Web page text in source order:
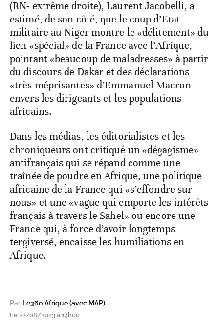
(RN- extrême droite), Laurent Jacobelli, a
estimé, de son côté, que le coup d’Etat
militaire au Niger montre le «délitement» du
lien «spécial» de la France avec l’Afrique,
pointant «beaucoup de maladresses» à partir
du discours de Dakar et des déclarations
«très méprisantes» d’Emmanuel Macron
envers les dirigeants et les populations
africains.
Dans les médias, les éditorialistes et les
chroniqueurs ont critiqué un «dégagisme»
antifrançais qui se répand comme une
traînée de poudre en Afrique, une politique
africaine de la France qui «s’effondre sur
nous» et une «vague qui emporte les intérêts
français à travers le Sahel» ou encore une
France qui, à force d’avoir longtemps
tergiversé, encaisse les humiliations en
Afrique.
Par Le360 Afrique (avec MAP)
Le 22/08/2023 à 14h00